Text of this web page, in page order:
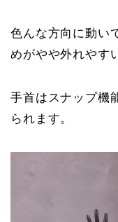
色んな方向に動い
めがやや外れやす
手首はスナップ機
られます。